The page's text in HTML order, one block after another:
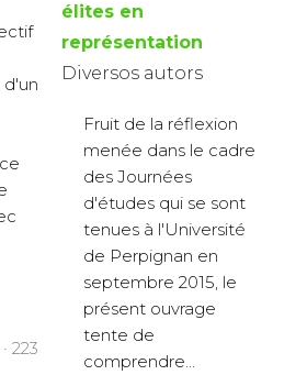
223
élites en
représentation
Diversos autors
Fruit de la réflexion
menée dans le cadre
des Journées
d'études qui se sont
tenues à l'Université
de Perpignan en
septembre 2015, le
présent ouvrage
tente de
comprendre...